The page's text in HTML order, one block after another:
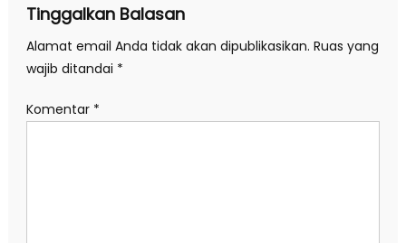
Tinggalkan Balasan
Alamat email Anda tidak akan dipublikasikan. Ruas yang
wajib ditandai *
Komentar *